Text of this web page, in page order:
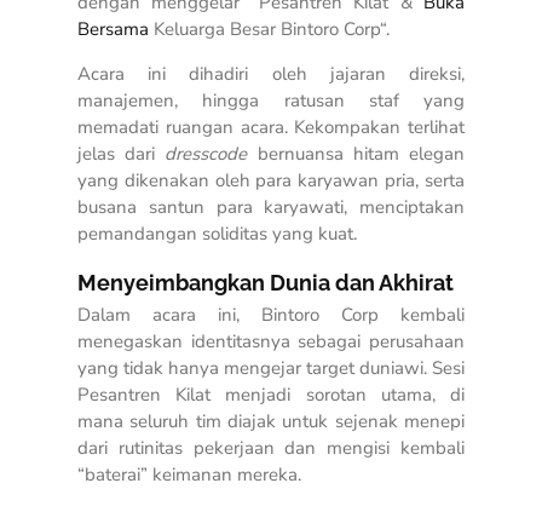
Bersama Keluarga Besar Bintoro Corp“.
Acara ini dihadiri oleh jajaran direksi,
manajemen, hingga ratusan staf yang
memadati ruangan acara. Kekompakan terlihat
jelas dari dresscodebernuansa hitam elegan
yang dikenakan oleh para karyawan pria, serta
busana santun para karyawati, menciptakan
pemandangan soliditas yang kuat.
Menyeimbangkan Dunia dan Akhirat
Dalam acara ini, Bintoro Corp kembali
menegaskan identitasnya sebagai perusahaan
yang tidak hanya mengejar target duniawi. Sesi
Pesantren Kilat menjadi sorotan utama, di
mana seluruh tim diajak untuk sejenak menepi
dari rutinitas pekerjaan dan mengisi kembali
“baterai” keimanan mereka.